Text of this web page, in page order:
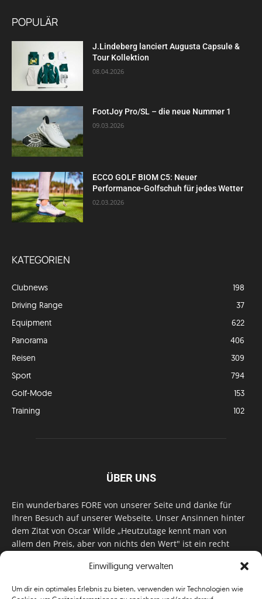
Einwilligung verwalten
Um dir ein optimales Erlebnis zu bieten, verwenden wir Technologien wie
POPULÄR
J.Lindeberg lanciert Augusta Capsule &
Tour Kollektion
08.04.2026
FootJoy Pro/SL – die neue Nummer 1
09.03.2026
ECCO GOLF BIOM C5: Neuer
Performance-Golfschuh für jedes Wetter
02.03.2026
KATEGORIEN
Clubnews
198
Driving Range
37
Equipment
622
Panorama
406
Reisen
309
Sport
794
Golf-Mode
153
Training
102
ÜBER UNS
Ein wunderbares FORE von unserer Seite und danke für
Ihren Besuch auf unserer Webseite. Unser Ansinnen hinter
dem Zitat von Oscar Wilde „Heutzutage kennt man von
allem den Preis, aber von nichts den Wert" ist ein recht
für Monat unser Bestes, um Sie mit außergewöhnlichen
zu versorgen. Im Magazin, auf unserer Website & auf